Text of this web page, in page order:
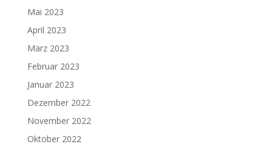
Mai 2023
April 2023
März 2023
Februar 2023
Januar 2023
Dezember 2022
November 2022
Oktober 2022